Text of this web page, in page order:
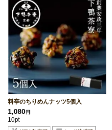
料亭のちりめんナッツ5個入
1,080円
10pt